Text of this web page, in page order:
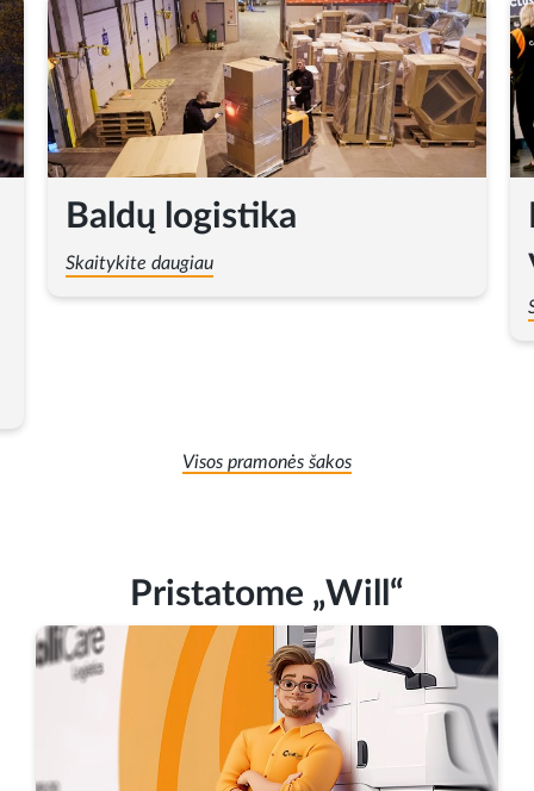
Baldų logistika
Skaitykite daugiau
Visos pramonės šakos
Pristatome „Will“